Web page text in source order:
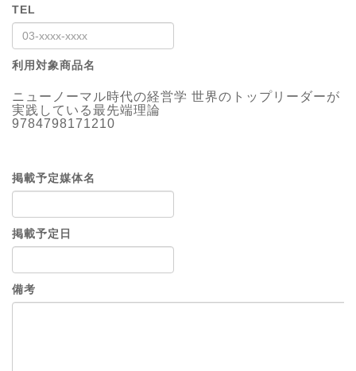
TEL
利用対象商品名
ニューノーマル時代の経営学 世界のトップリーダーが
実践している最先端理論
9784798171210
掲載予定媒体名
掲載予定日
備考